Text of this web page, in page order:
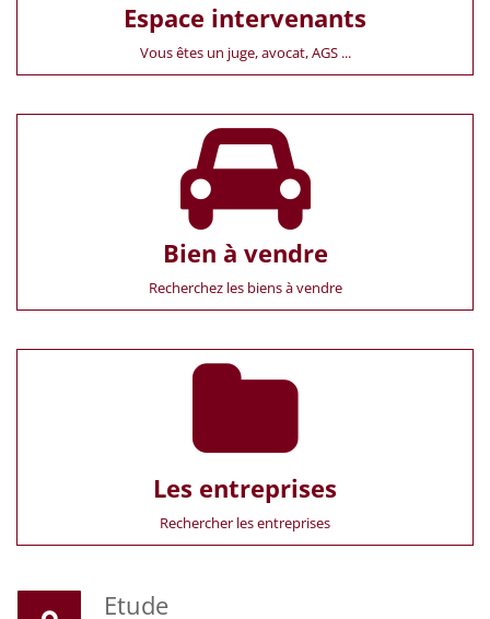
Espace intervenants
Vous êtes un juge, avocat, AGS ...
Bien à vendre
Recherchez les biens à vendre
Les entreprises
Rechercher les entreprises
Etude